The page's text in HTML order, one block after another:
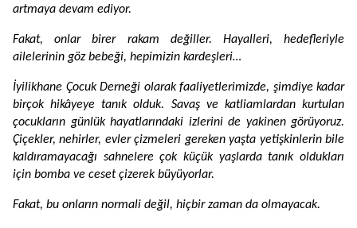
artmaya devam ediyor.
Fakat, onlar birer rakam değiller. Hayalleri, hedefleriyle
ailelerinin göz bebeği, hepimizin kardeşleri…
İyilikhane Çocuk Derneği olarak faaliyetlerimizde, şimdiye kadar
birçok hikâyeye tanık olduk. Savaş ve katliamlardan kurtulan
çocukların günlük hayatlarındaki izlerini de yakinen görüyoruz.
Çiçekler, nehirler, evler çizmeleri gereken yaşta yetişkinlerin bile
kaldıramayacağı sahnelere çok küçük yaşlarda tanık oldukları
için bomba ve ceset çizerek büyüyorlar.
Fakat, bu onların normali değil, hiçbir zaman da olmayacak.